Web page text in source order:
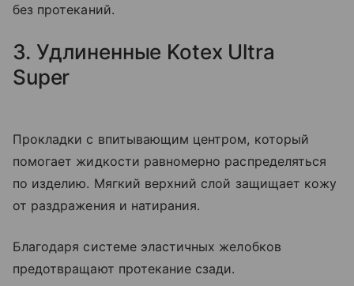
без протеканий.
3. Удлиненные Kotex Ultra
Super
Прокладки с впитывающим центром, который
помогает жидкости равномерно распределяться
по изделию. Мягкий верхний слой защищает кожу
от раздражения и натирания.
Благодаря системе эластичных желобков
предотвращают протекание сзади.